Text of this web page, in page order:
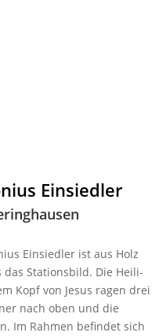
Einsiedler
Einsiedler ist aus Holz
das Stati­ons­bild. Die Heili­
Kopf von Jesus ragen drei
nach oben und die
Im Rahmen befindet sich